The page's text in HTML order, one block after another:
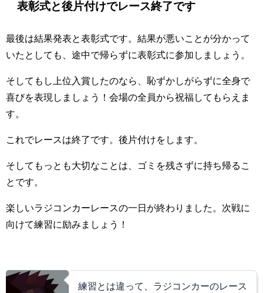
表彰式と後片付けでレース終了です
最後は結果発表と表彰式です。結果が悪いことが分かって
いたとしても、途中で帰らずに表彰式に参加しましょう。
そしてもし上位入賞したのなら、恥ずかしがらずに全身で
喜びを表現しましょう！会場の全員から祝福してもらえま
す。
これでレースは終了です。後片付けをします。
そしてもっとも大切なことは、ゴミを残さずに持ち帰るこ
とです。
楽しいラジコンカーレースの一日が終わりました。次戦に
向けて練習に励みましょう！
練習とは違って、ラジコンカーのレース